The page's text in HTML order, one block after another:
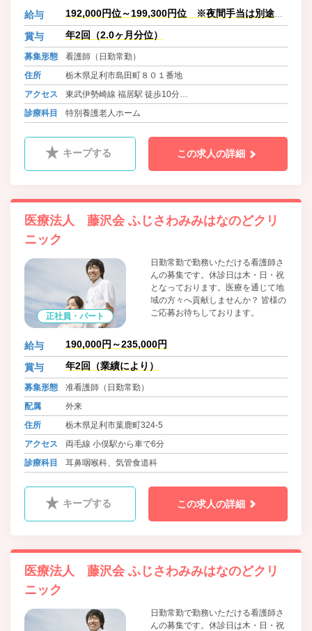
給与
192,000円位～199,300円位 ※夜間手当は別途支
給有り
賞与 年2回（2.0ヶ月分位）
募集形態
看護師（日勤常勤）
住所
栃木県足利市島田町８０１番地
アクセス
東武伊勢崎線 福居駅 徒歩10分
東武伊勢崎線 東武和泉駅 徒歩20分
診療科目 特別養護老人ホーム
キープする この求人の詳細
医療法人 藤沢会 ふじさわみみはなのどクリ
ニック
正社員・パート
日勤常勤で勤務いただける看護師さ
んの募集です。休診日は木・日・祝
となっております。医療を通じて地
域の方々へ貢献しませんか？ 皆様の
ご応募お待ちしております。
給与 190,000円～235,000円
賞与 年2回（業績により）
募集形態
准看護師（日勤常勤）
配属
外来
住所
栃木県足利市葉鹿町324-5
アクセス
両毛線 小俣駅から車で6分
診療科目
耳鼻咽喉科、気管食道科
キープする この求人の詳細
医療法人 藤沢会 ふじさわみみはなのどクリ
ニック
日勤常勤で勤務いただける看護師さ
んの募集です。休診日は木・日・祝